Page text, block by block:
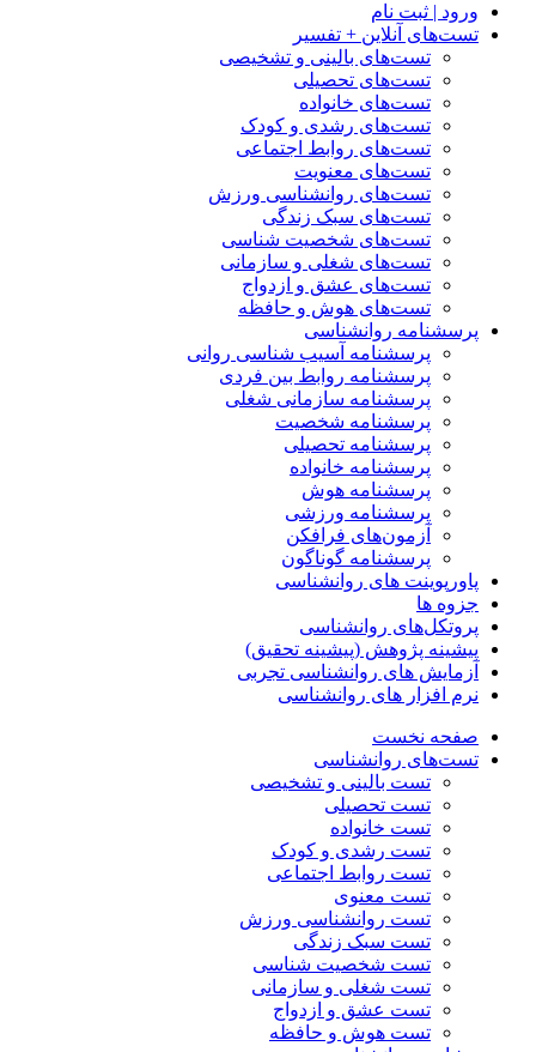
ورود | ثبت نام
تست‌های آنلاین + تفسیر
تست‌های بالینی و تشخیصی
تست‌های تحصیلی
تست‌های خانواده
تست‌های رشدی و کودک
تست‌های روابط اجتماعی
تست‌های معنویت
تست‌های روانشناسی ورزش
تست‌های سبک زندگی
تست‌های شخصیت شناسی
تست‌های شغلی و سازمانی
تست‌های عشق و ازدواج
تست‌های هوش و حافظه
پرسشنامه روانشناسی
پرسشنامه آسیب شناسی روانی
پرسشنامه روابط بین فردی
پرسشنامه سازمانی شغلی
پرسشنامه شخصیت
پرسشنامه تحصیلی
پرسشنامه خانواده
پرسشنامه هوش
پرسشنامه ورزشی
آزمون‌های فرافکن
پرسشنامه گوناگون
پاورپوینت های روانشناسی
جزوه ها
پروتکل‌های روانشناسی
پیشینه پژوهش (پیشینه تحقیق)
آزمایش های روانشناسی تجربی
نرم افزار های روانشناسی
صفحه نخست
تست‌های روانشناسی
تست بالینی و تشخیصی
تست تحصیلی
تست خانواده
تست رشدی و کودک
تست روابط اجتماعی
تست معنوی
تست روانشناسی ورزش
تست سبک زندگی
تست شخصیت شناسی
تست شغلی و سازمانی
تست عشق و ازدواج
تست هوش و حافظه